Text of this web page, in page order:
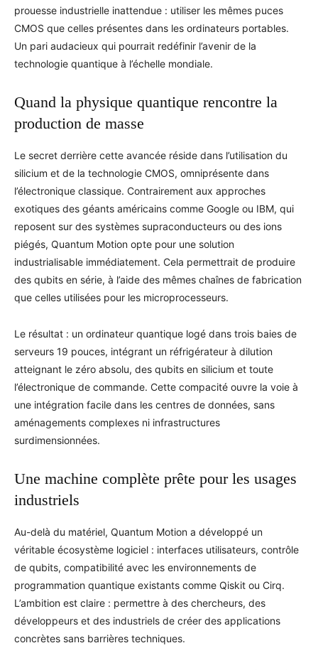
prouesse industrielle inattendue : utiliser les mêmes puces
CMOS que celles présentes dans les ordinateurs portables.
Un pari audacieux qui pourrait redéfinir l’avenir de la
technologie quantique à l’échelle mondiale.
Quand la physique quantique rencontre la
production de masse
Le secret derrière cette avancée réside dans l’utilisation du
silicium et de la technologie CMOS, omniprésente dans
l’électronique classique. Contrairement aux approches
exotiques des géants américains comme Google ou IBM, qui
reposent sur des systèmes supraconducteurs ou des ions
piégés, Quantum Motion opte pour une solution
industrialisable immédiatement. Cela permettrait de produire
des qubits en série, à l’aide des mêmes chaînes de fabrication
que celles utilisées pour les microprocesseurs.
Le résultat : un ordinateur quantique logé dans trois baies de
serveurs 19 pouces, intégrant un réfrigérateur à dilution
atteignant le zéro absolu, des qubits en silicium et toute
l’électronique de commande. Cette compacité ouvre la voie à
une intégration facile dans les centres de données, sans
aménagements complexes ni infrastructures
surdimensionnées.
Une machine complète prête pour les usages
industriels
Au-delà du matériel, Quantum Motion a développé un
véritable écosystème logiciel : interfaces utilisateurs, contrôle
de qubits, compatibilité avec les environnements de
programmation quantique existants comme Qiskit ou Cirq.
L’ambition est claire : permettre à des chercheurs, des
développeurs et des industriels de créer des applications
concrètes sans barrières techniques.